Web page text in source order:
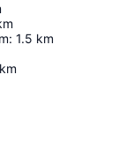
: 1.5 km
km